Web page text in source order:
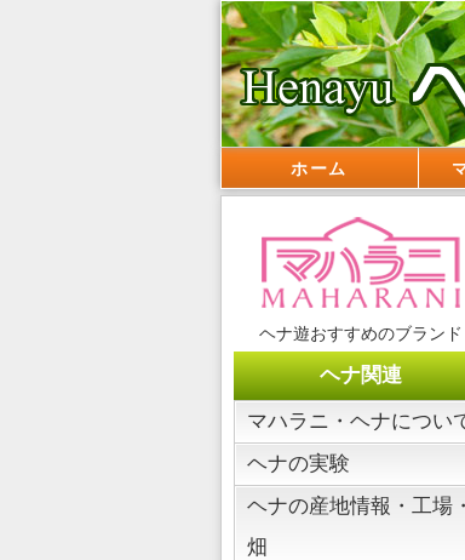
ホーム
ヘナ遊おすすめのブランド
ヘナ関連
マハラニ・ヘナについ
ヘナの実験
ヘナの産地情報・工場・
畑